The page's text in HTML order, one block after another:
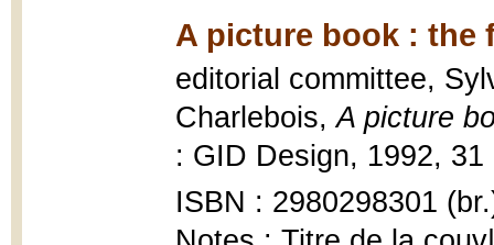
A picture book : the
editorial committee,
Charlebois,A picture
: GID Design, 1992,
ISBN : 2980298301